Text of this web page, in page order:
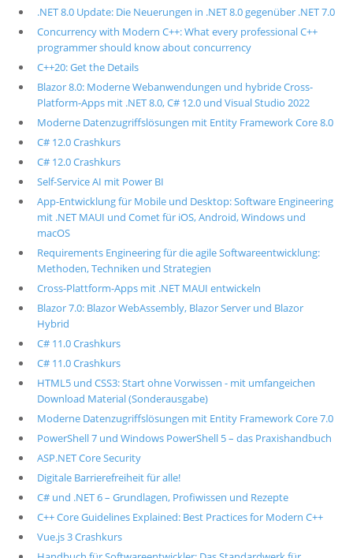
.NET 8.0 Update: Die Neuerungen in .NET 8.0 gegenüber .NET 7.0
Concurrency with Modern C++: What every professional C++
programmer should know about concurrency
C++20: Get the Details
Blazor 8.0: Moderne Webanwendungen und hybride Cross-
Platform-Apps mit .NET 8.0, C# 12.0 und Visual Studio 2022
Moderne Datenzugriffslösungen mit Entity Framework Core 8.0
C# 12.0 Crashkurs
C# 12.0 Crashkurs
Self-Service AI mit Power BI
App-Entwicklung für Mobile und Desktop: Software Engineering
mit .NET MAUI und Comet für iOS, Android, Windows und
macOS
Requirements Engineering für die agile Softwareentwicklung:
Methoden, Techniken und Strategien
Cross-Plattform-Apps mit .NET MAUI entwickeln
Blazor 7.0: Blazor WebAssembly, Blazor Server und Blazor
Hybrid
C# 11.0 Crashkurs
C# 11.0 Crashkurs
HTML5 und CSS3: Start ohne Vorwissen - mit umfangeichen
Download Material (Sonderausgabe)
Moderne Datenzugriffslösungen mit Entity Framework Core 7.0
PowerShell 7 und Windows PowerShell 5 – das Praxishandbuch
ASP.NET Core Security
Digitale Barrierefreiheit für alle!
C# und .NET 6 – Grundlagen, Profiwissen und Rezepte
C++ Core Guidelines Explained: Best Practices for Modern C++
Vue.js 3 Crashkurs